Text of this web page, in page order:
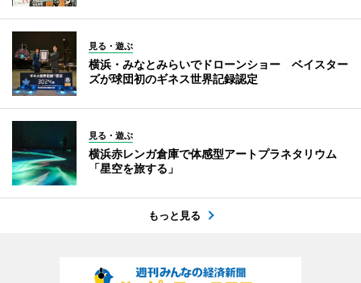
見る・遊ぶ
横浜・みなとみらいでドローンショー ベイスター
ズが球団初のギネス世界記録認定
見る・遊ぶ
横浜赤レンガ倉庫で体感型アートプラネタリウム
「星空を旅する」
もっと見る